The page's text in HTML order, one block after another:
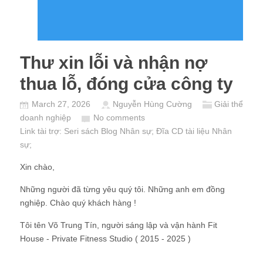
Thư xin lỗi và nhận nợ
thua lỗ, đóng cửa công ty
March 27, 2026 Nguyễn Hùng Cường
Giải thể
doanh nghiệp
No comments
Link tài trợ: Seri sách Blog Nhân sự; Đĩa CD tài liệu Nhân
sự;
Xin chào,
Những người đã từng yêu quý tôi. Những anh em đồng
nghiệp. Chào quý khách hàng !
Tôi tên Võ Trung Tín, người sáng lập và vận hành Fit
House - Private Fitness Studio ( 2015 - 2025 )